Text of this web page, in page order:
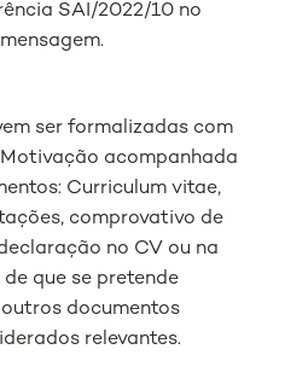
SAI/2022/10 no
ser formalizadas com
acompanhada
Curriculum vitae,
comprovativo de
no CV ou na
que se pretende
outros documentos
relevantes.